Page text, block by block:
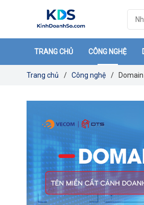
Trang chủ / Công nghệ /
TRANG CHỦ CÔNG NGHỆ